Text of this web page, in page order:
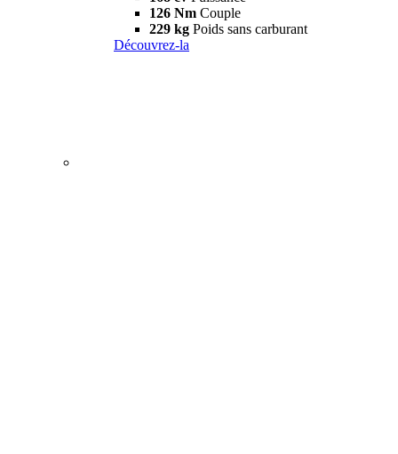
126 Nm Couple
229 kg Poids sans carburant
Découvrez-la